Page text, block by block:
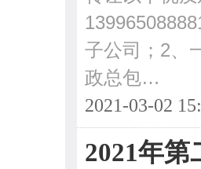
子公司；2、
政总包…
2021-03-02
2021年